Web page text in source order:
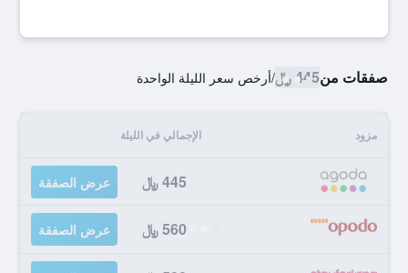
صفقات من445 ﷼ /أرخص سعر الليلة الواحدة
مزود الإجمالي في الليلة
445 ﷼ عرض الصفقة
560 ﷼ عرض الصفقة